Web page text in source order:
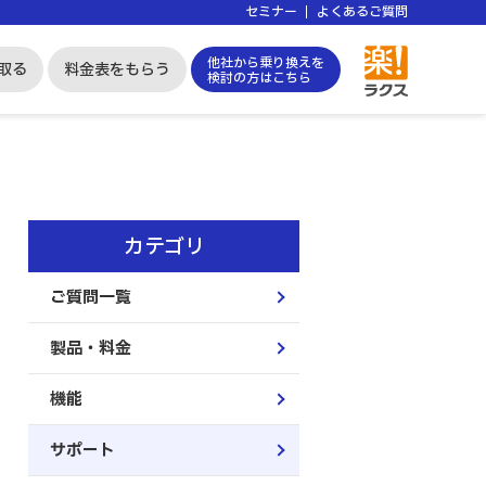
セミナー よくあるご質問
る 料金表をもらう 他社から乗り換えを
検討の方はこちら
カテゴリ
ご質問一覧
製品・料金
機能
サポート